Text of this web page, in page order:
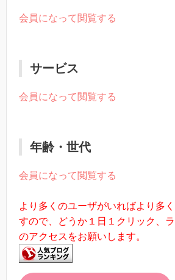
会員になって閲覧する
サービス
会員になって閲覧する
年齢・世代
会員になって閲覧する
より多くのユーザがいればより多
すので、どうか１日１クリック、
のアクセスをお願いします。